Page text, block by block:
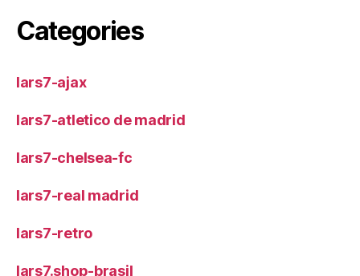
Categories
lars7-ajax
lars7-atletico de madrid
lars7-chelsea-fc
lars7-real madrid
lars7-retro
lars7.shop-brasil